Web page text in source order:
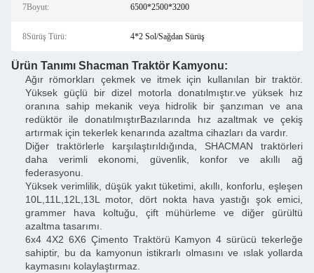
7Boyut: 6500*2500*3200
8Sürüş Türü: 4*2 Sol/Sağdan Sürüş
Ürün Tanımı Shacman Traktör Kamyonu:
Ağır römorkları çekmek ve itmek için kullanılan bir traktör.
Yüksek güçlü bir dizel motorla donatılmıştır.ve yüksek hız
oranına sahip mekanik veya hidrolik bir şanzıman ve ana
redüktör ile donatılmıştırBazılarında hız azaltmak ve çekiş
artırmak için tekerlek kenarında azaltma cihazları da vardır.
Diğer traktörlerle karşılaştırıldığında, SHACMAN traktörleri
daha verimli ekonomi, güvenlik, konfor ve akıllı ağ
federasyonu.
Yüksek verimlilik, düşük yakıt tüketimi, akıllı, konforlu, eşleşen
10L,11L,12L,13L motor, dört nokta hava yastığı şok emici,
grammer hava koltuğu, çift mühürleme ve diğer gürültü
azaltma tasarımı.
6x4 4X2 6X6 Çimento Traktörü Kamyon 4 sürücü tekerleğe
sahiptir, bu da kamyonun istikrarlı olmasını ve ıslak yollarda
kaymasını kolaylaştırmaz.